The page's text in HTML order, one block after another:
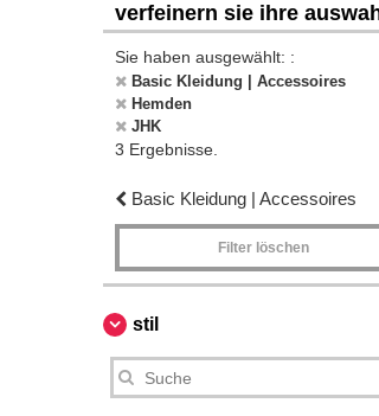
verfeinern sie ihre
Sie haben ausgewählt: :
Basic Kleidung | Accessoires
Hemden
JHK
3 Ergebnisse.
Basic Kleidung | Accessoires
Filter löschen
stil